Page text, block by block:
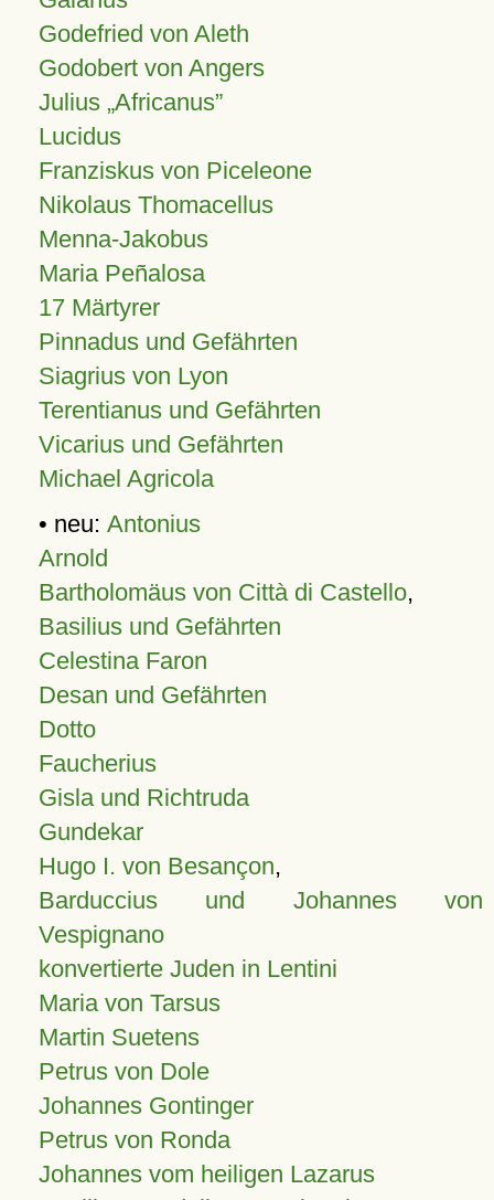
Godefried von Aleth
Godobert von Angers
Julius Africanus
Lucidus
Franziskus von Piceleone
Nikolaus Thomacellus
Menna-Jakobus
Maria Peñalosa
17 Märtyrer
Pinnadus und Gefährten
Siagrius von Lyon
Terentianus und Gefährten
Vicarius und Gefährten
Michael Agricola
• neu: Antonius
Arnold
Bartholomäus von Città di Castello,
Basilius und Gefährten
Celestina Faron
Desan und Gefährten
Dotto
Faucherius
Gisla und Richtruda
Gundekar
Hugo I. von Besançon,
Barduccius und Johannes von
Vespignano
konvertierte Juden in Lentini
Maria von Tarsus
Martin Suetens
Petrus von Dole
Johannes Gontinger
Petrus von Ronda
Johannes vom heiligen Lazarus